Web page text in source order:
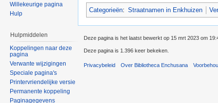
Categorieën: Straatnamen in Enkhuizen
Willekeurige pagina
Hulp
Hulpmiddelen
Koppelingen naar deze
pagina
Verwante wijzigingen
Speciale pagina's
Printervriendelijke versie
Permanente koppeling
Paginagegevens
Deze pagina is het laatst bewerkt op 15 mrt 2023 om
Deze pagina is 1.396 keer bekeken.
Privacybeleid Over Bibliotheca Enchusana